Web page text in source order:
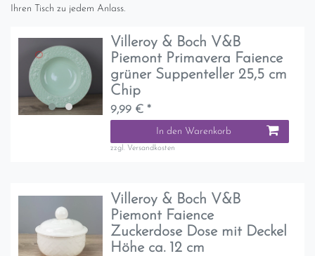
Ihren Tisch zu jedem Anlass.
Villeroy & Boch V&B
Piemont Primavera Faience
grüner Suppenteller 25,5 cm
Chip
9,99 € *
In den Warenkorb
zzgl. Versandkosten
Villeroy & Boch V&B
Piemont Faience
Zuckerdose Dose mit Deckel
Höhe ca. 12 cm